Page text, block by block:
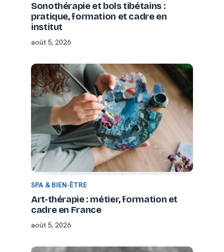
Sonothérapie et bols tibétains :
pratique, formation et cadre en
institut
août 5, 2026
SPA & BIEN-ÊTRE
Art-thérapie : métier, formation et
cadre en France
août 5, 2026